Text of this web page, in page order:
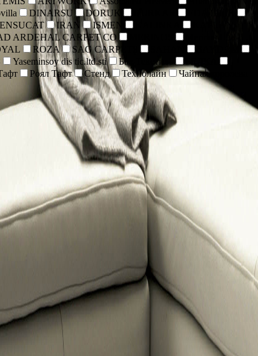
DINARSU DORUK
IRAN ISMEN
ARDEHAL CARPET CO
ROZA SAG CARPETS
Yaseminsoy dis tic.ltd.sti Бал Текстиль
Роял Тафт Стенд Технолайн
Чайная королева